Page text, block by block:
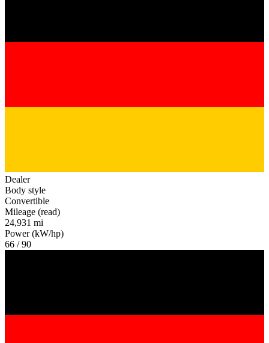
Dealer
Body style
Convertible
Mileage (read)
24,931 mi
Power (kW/hp)
66 / 90